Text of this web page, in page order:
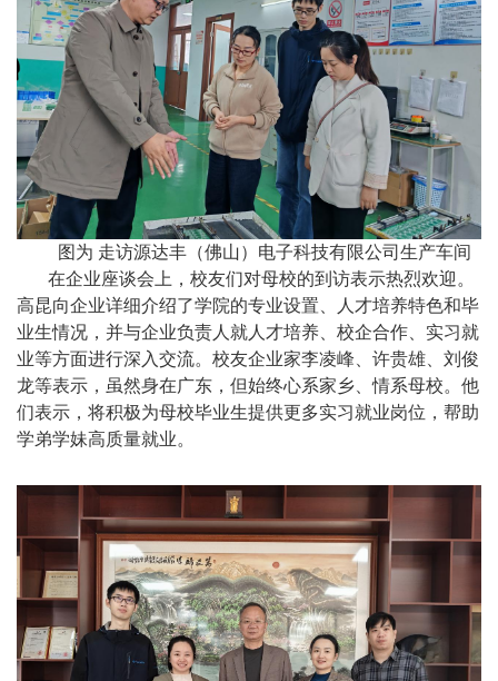
图为 走访源达丰（佛山）电子科技有限公司生产车间
在企业座谈会上，校友们对母校的到访表示热烈欢迎。
高昆向企业详细介绍了学院的专业设置、人才培养特色和毕
业生情况，并与企业负责人就人才培养、校企合作、实习就
业等方面进行深入交流。校友企业家李凌峰、许贵雄、刘俊
龙等表示，虽然身在广东，但始终心系家乡、情系母校。他
们表示，将积极为母校毕业生提供更多实习就业岗位，帮助
学弟学妹高质量就业。